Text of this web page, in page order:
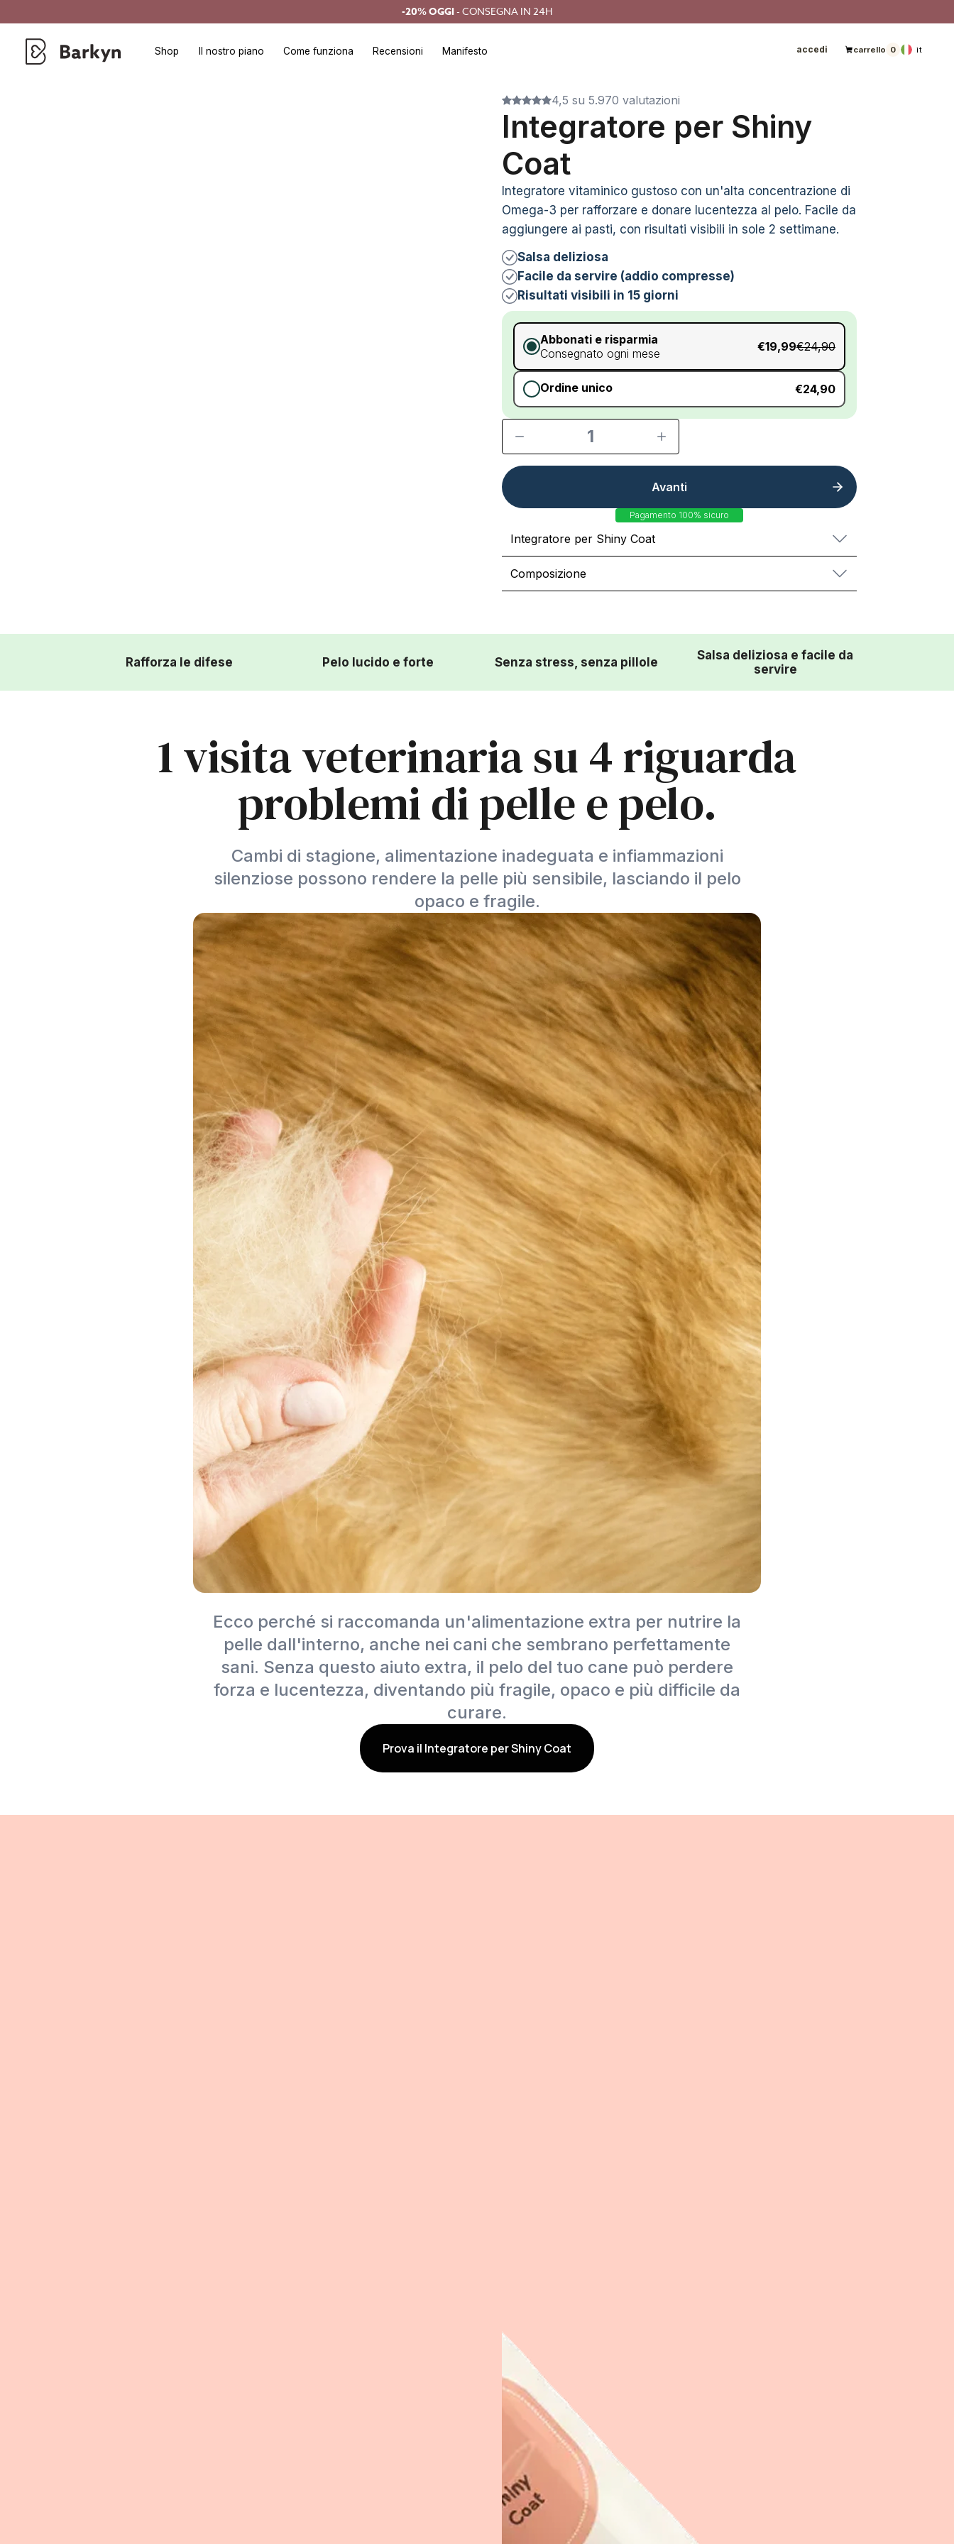
-20% OGGI- CONSEGNA IN 24H
Shop Il nostro piano Come funziona Recensioni Manifesto accedi carrello 0 it
4,5 su 5.970 valutazioni
Integratore per Shiny
Coat
Integratore vitaminico gustoso con un'alta concentrazione di
Omega-3 per rafforzare e donare lucentezza al pelo. Facile da
aggiungere ai pasti, con risultati visibili in sole 2 settimane.
Salsa deliziosa
Facile da servire (addio compresse)
Risultati visibili in 15 giorni
Abbonati e risparmia
Consegnato ogni mese
€19,99€24,90
Ordine unico €24,90
1
Avanti
Pagamento 100% sicuro
Integratore per Shiny Coat
Composizione
Rafforza le difese Pelo lucido e forte Senza stress, senza pillole
Salsa deliziosa e facile da
servire
1 visita veterinaria su 4 riguarda
problemi di pelle e pelo.
Cambi di stagione, alimentazione inadeguata e infiammazioni
silenziose possono rendere la pelle più sensibile, lasciando il pelo
opaco e fragile.
Ecco perché si raccomanda un'alimentazione extra per nutrire la
pelle dall'interno, anche nei cani che sembrano perfettamente
sani. Senza questo aiuto extra, il pelo del tuo cane può perdere
forza e lucentezza, diventando più fragile, opaco e più difficile da
curare.
Prova il Integratore per Shiny Coat